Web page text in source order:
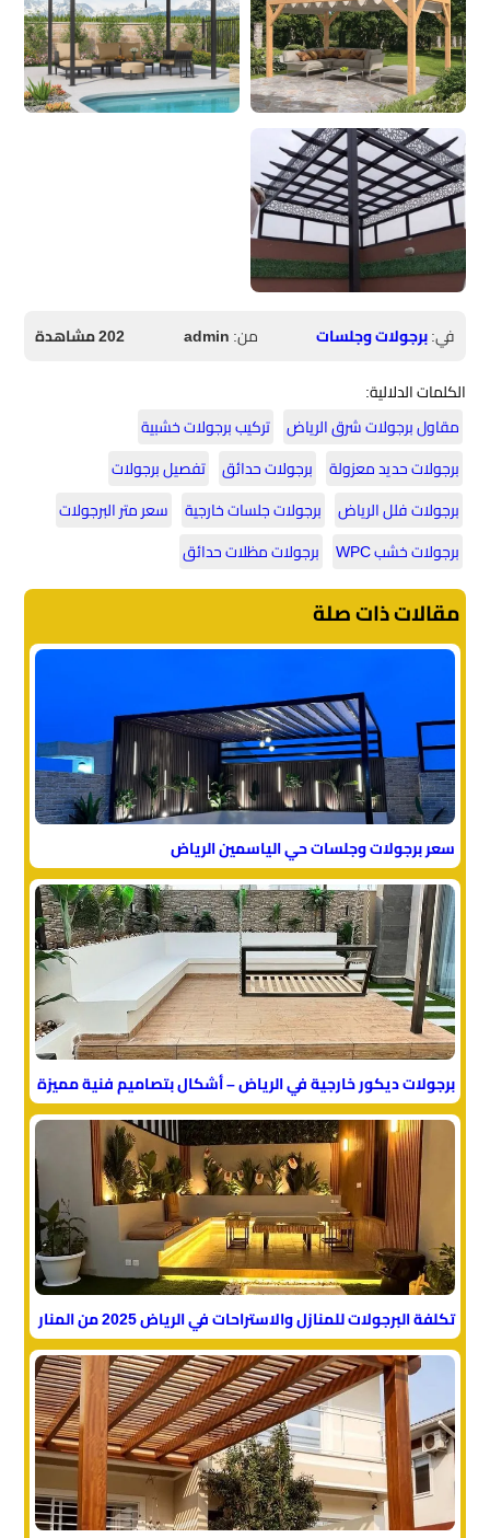
في:برجولات وجلسات من:admin
202 مشاهدة
الكلمات الدلالية:
مقاول برجولات شرق الرياض تركيب برجولات خشبية
برجولات حديد معزولة
برجولات حدائق تفصيل برجولات
برجولات فلل الرياض
برجولات جلسات خارجية
سعر متر البرجولات
برجولات خشب WPC
برجولات مظلات حدائق
مقالات ذات صلة
سعر برجولات وجلسات حي الياسمين الرياض
برجولات ديكور خارجية في الرياض – أشكال بتصاميم فنية مميزة
تكلفة البرجولات للمنازل والاستراحات في الرياض 2025 من المنار